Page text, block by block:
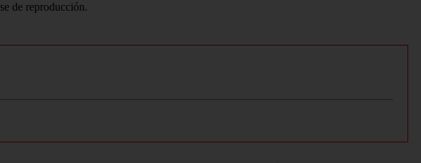
de reproducción.